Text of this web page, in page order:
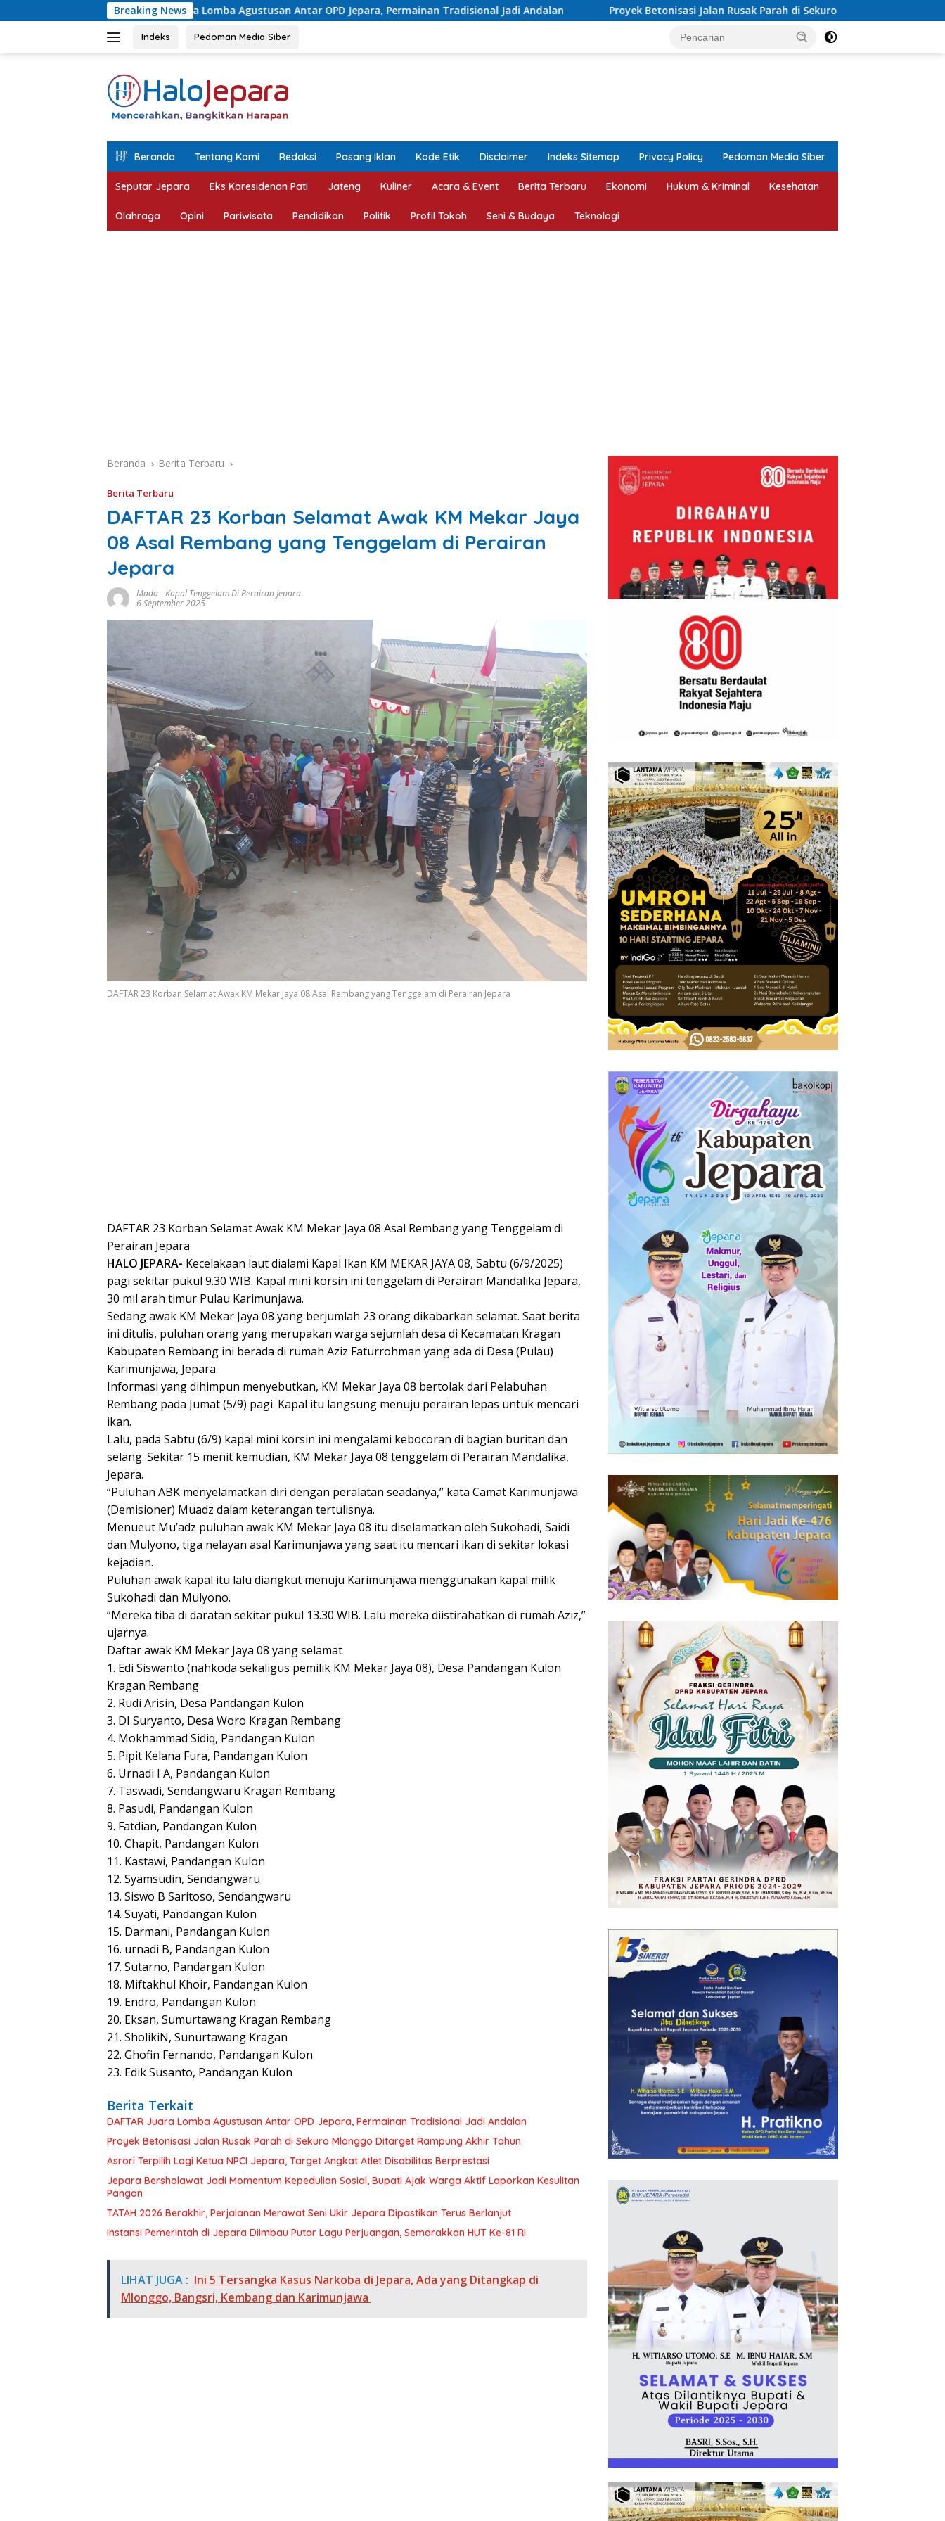
ke
Breaking News
Juara Lomba Agustusan Antar OPD Jepara, Permainan Tradisional Jadi Andalan Proyek Betonisasi Jalan Rusak Parah di Sekuro Mlonggo Ditarget Rampung Akhir Tahun
Indeks Pedoman Media Siber
Beranda Tentang Kami Redaksi Pasang Iklan Kode Etik Disclaimer Indeks Sitemap Privacy Policy Pedoman Media Siber
Seputar Jepara Eks Karesidenan Pati Jateng Kuliner Acara & Event Berita Terbaru Ekonomi Hukum & Kriminal Kesehatan
Olahraga Opini Pariwisata Pendidikan Politik Profil Tokoh Seni & Budaya Teknologi
Beranda Berita Terbaru
Berita Terbaru
DAFTAR 23 Korban Selamat Awak KM Mekar Jaya
08 Asal Rembang yang Tenggelam di Perairan
Jepara
Mada-Kapal Tenggelam Di Perairan Jepara
6 September 2025
DAFTAR 23 Korban Selamat Awak KM Mekar Jaya 08 Asal Rembang yang Tenggelam di Perairan Jepara
DAFTAR 23 Korban Selamat Awak KM Mekar Jaya 08 Asal Rembang yang Tenggelam di
Perairan Jepara
HALO JEPARA- Kecelakaan laut dialami Kapal Ikan KM MEKAR JAYA 08, Sabtu (6/9/2025)
pagi sekitar pukul 9.30 WIB. Kapal mini korsin ini tenggelam di Perairan Mandalika Jepara,
30 mil arah timur Pulau Karimunjawa.
Sedang awak KM Mekar Jaya 08 yang berjumlah 23 orang dikabarkan selamat. Saat berita
ini ditulis, puluhan orang yang merupakan warga sejumlah desa di Kecamatan Kragan
Kabupaten Rembang ini berada di rumah Aziz Faturrohman yang ada di Desa (Pulau)
Karimunjawa, Jepara.
Informasi yang dihimpun menyebutkan, KM Mekar Jaya 08 bertolak dari Pelabuhan
Rembang pada Jumat (5/9) pagi. Kapal itu langsung menuju perairan lepas untuk mencari
ikan.
Lalu, pada Sabtu (6/9) kapal mini korsin ini mengalami kebocoran di bagian buritan dan
selang. Sekitar 15 menit kemudian, KM Mekar Jaya 08 tenggelam di Perairan Mandalika,
Jepara.
“Puluhan ABK menyelamatkan diri dengan peralatan seadanya,” kata Camat Karimunjawa
(Demisioner) Muadz dalam keterangan tertulisnya.
Menueut Mu’adz puluhan awak KM Mekar Jaya 08 itu diselamatkan oleh Sukohadi, Saidi
dan Mulyono, tiga nelayan asal Karimunjawa yang saat itu mencari ikan di sekitar lokasi
kejadian.
Puluhan awak kapal itu lalu diangkut menuju Karimunjawa menggunakan kapal milik
Sukohadi dan Mulyono.
“Mereka tiba di daratan sekitar pukul 13.30 WIB. Lalu mereka diistirahatkan di rumah Aziz,”
ujarnya.
Daftar awak KM Mekar Jaya 08 yang selamat
1. Edi Siswanto (nahkoda sekaligus pemilik KM Mekar Jaya 08), Desa Pandangan Kulon
Kragan Rembang
2. Rudi Arisin, Desa Pandangan Kulon
3. DI Suryanto, Desa Woro Kragan Rembang
4. Mokhammad Sidiq, Pandangan Kulon
5. Pipit Kelana Fura, Pandangan Kulon
6. Urnadi I A, Pandangan Kulon
7. Taswadi, Sendangwaru Kragan Rembang
8. Pasudi, Pandangan Kulon
9. Fatdian, Pandangan Kulon
10. Chapit, Pandangan Kulon
11. Kastawi, Pandangan Kulon
12. Syamsudin, Sendangwaru
13. Siswo B Saritoso, Sendangwaru
14. Suyati, Pandangan Kulon
15. Darmani, Pandangan Kulon
16. urnadi B, Pandangan Kulon
17. Sutarno, Pandargan Kulon
18. Miftakhul Khoir, Pandangan Kulon
19. Endro, Pandangan Kulon
20. Eksan, Sumurtawang Kragan Rembang
21. SholikiN, Sunurtawang Kragan
22. Ghofin Fernando, Pandangan Kulon
23. Edik Susanto, Pandangan Kulon
Berita Terkait
DAFTAR Juara Lomba Agustusan Antar OPD Jepara, Permainan Tradisional Jadi Andalan
Proyek Betonisasi Jalan Rusak Parah di Sekuro Mlonggo Ditarget Rampung Akhir Tahun
Asrori Terpilih Lagi Ketua NPCI Jepara, Target Angkat Atlet Disabilitas Berprestasi
Jepara Bersholawat Jadi Momentum Kepedulian Sosial, Bupati Ajak Warga Aktif Laporkan Kesulitan
Pangan
TATAH 2026 Berakhir, Perjalanan Merawat Seni Ukir Jepara Dipastikan Terus Berlanjut
Instansi Pemerintah di Jepara Diimbau Putar Lagu Perjuangan, Semarakkan HUT Ke-81 RI
LIHAT JUGA : Ini 5 Tersangka Kasus Narkoba di Jepara, Ada yang Ditangkap di
Mlonggo, Bangsri, Kembang dan Karimunjawa